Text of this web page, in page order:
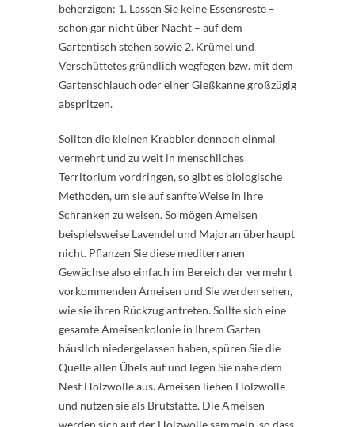
beherzigen: 1. Lassen Sie keine Essensreste –
schon gar nicht über Nacht – auf dem
Gartentisch stehen sowie 2. Krümel und
Verschüttetes gründlich wegfegen bzw. mit dem
Gartenschlauch oder einer Gießkanne großzügig
abspritzen.
Sollten die kleinen Krabbler dennoch einmal
vermehrt und zu weit in menschliches
Territorium vordringen, so gibt es biologische
Methoden, um sie auf sanfte Weise in ihre
Schranken zu weisen. So mögen Ameisen
beispielsweise Lavendel und Majoran überhaupt
nicht. Pflanzen Sie diese mediterranen
Gewächse also einfach im Bereich der vermehrt
vorkommenden Ameisen und Sie werden sehen,
wie sie ihren Rückzug antreten. Sollte sich eine
gesamte Ameisenkolonie in Ihrem Garten
häuslich niedergelassen haben, spüren Sie die
Quelle allen Übels auf und legen Sie nahe dem
Nest Holzwolle aus. Ameisen lieben Holzwolle
und nutzen sie als Brutstätte. Die Ameisen
werden sich auf der Holzwolle sammeln, so dass